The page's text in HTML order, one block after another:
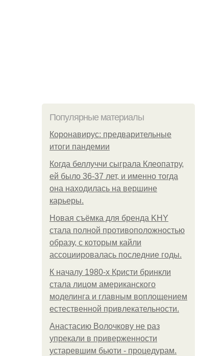
Популярные материалы
Коронавирус: предварительные
итоги пандемии
Когда беллуччи сыграла Клеопатру,
ей было 36-37 лет, и именно тогда
она находилась на вершине
карьеры.
Новая съёмка для бренда KHY
стала полной противоположностью
образу, с которым кайли
ассоциировалась последние годы.
К началу 1980-х Кристи бринкли
стала лицом американского
моделинга и главным воплощением
естественной привлекательности.
Анастасию Волочкову не раз
упрекали в приверженности
устаревшим бьюти - процедурам.